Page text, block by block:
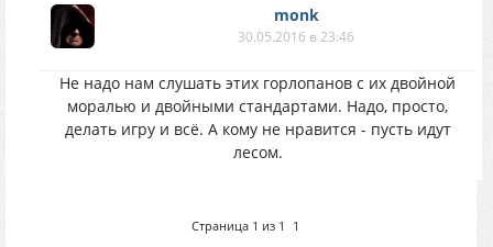
monk
30.05.2016 в 23:46
Не надо нам слушать этих горлопанов с их двойной
моралью и двойными стандартами. Надо, просто,
делать игру и всё. А кому не нравится - пусть идут
лесом.
Страница 1 из 1 1